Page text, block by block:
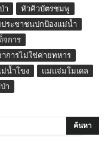
า
หัวคิวบัตรชมพู
ประชาชนปกป้องแม่น้ำ
จการ
าการไม่ใช่ค่ายทหาร
ม่น้ำโขง
แม่แจ่มโมเดล
า